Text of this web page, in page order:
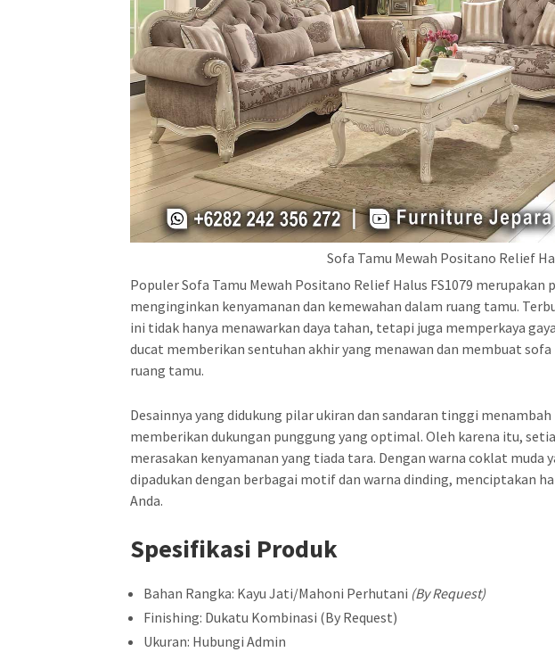
Sofa Tamu Mewah Positano Relief
Populer Sofa Tamu Mewah Positano Relief Halus FS1079
menginginkan kenyamanan dan kemewahan dalam ruang tamu.
ini tidak hanya menawarkan daya tahan, tetapi juga memperkaya
ducat memberikan sentuhan akhir yang menawan dan membuat
ruang tamu.
Desainnya yang didukung pilar ukiran dan sandaran tinggi
memberikan dukungan punggung yang optimal. Oleh karena itu,
merasakan kenyamanan yang tiada tara. Dengan warna coklat muda
dipadukan dengan berbagai motif dan warna dinding, menciptakan
Anda.
Spesifikasi Produk
Bahan Rangka: Kayu Jati/Mahoni Perhutani (By Request)
Finishing: Dukatu Kombinasi (By Request)
Ukuran: Hubungi Admin